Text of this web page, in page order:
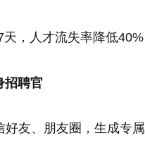
，人才流失率降低
招聘官
友、朋友圈，生成专